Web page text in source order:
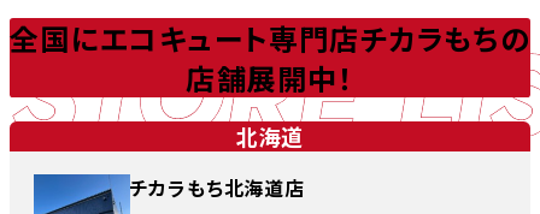
STORE
全国にエコキュート専門店チカラもちの
店舗展開中！
北海道
チカラもち北海道店